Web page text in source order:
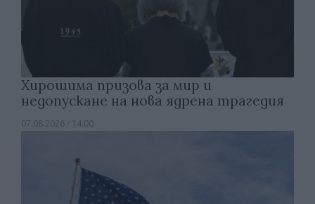
Хирошима призова за мир и
недопускане на нова ядрена трагедия
07.08.2026 / 14:00